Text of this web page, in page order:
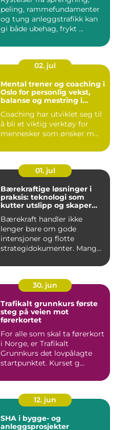
peling, rammefundamenter
og tung anleggstrafikk kan
gi både ubehag, frykt ...
02. jul
Mental trener og coaching i
Oslo for personlig vekst,
balanse og mestring i
Coaching har utviklet seg til
å bli et viktig verktøy for
mennesker som ønsker m...
01. jul
Bærekraftige løsninger i
praksis: teknologi som
kutter utslipp og skaper
Bærekraft handler ikke
lenger bare om gode
intensjoner og flotte
strategidokumenter. Mange
30. jun
Trafikalt grunnkurs første
steg på veien mot
førerkortet
For alle som skal ta førerkort
i Norge, er Trafikalt
Grunnkurs det lovpålagte
startpunktet. Kurset g...
12. jun
SHA i bygge- og
anleggsprosjekter